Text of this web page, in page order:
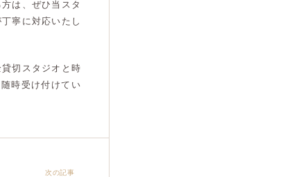
は、ぜひ当スタ
寧に対応いたし
切スタジオと時
時受け付けてい
次の記事